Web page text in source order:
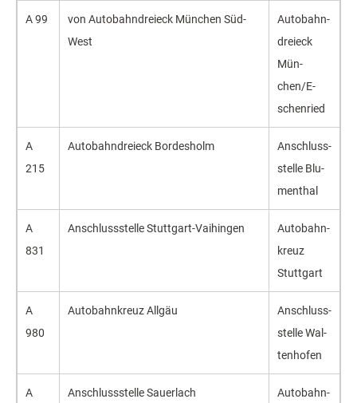
A 99
von Auto­bahn­drei­eck Mün­chen Süd-
West
Auto­bahn­
drei­eck
Mün­
chen/E­
schen­ried
A
215
Auto­bahn­drei­eck Bor­des­holm
An­schluss­
stel­le Blu­
men­thal
A
831
An­schluss­stel­le Stutt­gart-Vai­hin­gen
Auto­bahn­
kreuz
Stutt­gart
A
980
Auto­bahn­kreuz All­gäu
An­schluss­
stel­le Wal­
ten­ho­fen
A
Ans­chluss­stel­le Sau­er­lach
Auto­bahn­